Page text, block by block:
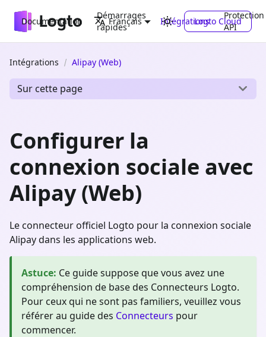
Documentation
Démarrages
rapides
Intégrations
Protection
API
Français Logto Cloud
Intégrations Alipay (Web)
Sur cette page
Configurer la
connexion sociale avec
Alipay (Web)
Le connecteur officiel Logto pour la connexion sociale
Alipay dans les applications web.
Astuce: Ce guide suppose que vous avez une
compréhension de base des Connecteurs Logto.
Pour ceux qui ne sont pas familiers, veuillez vous
référer au guide des Connecteurs pour
commencer.